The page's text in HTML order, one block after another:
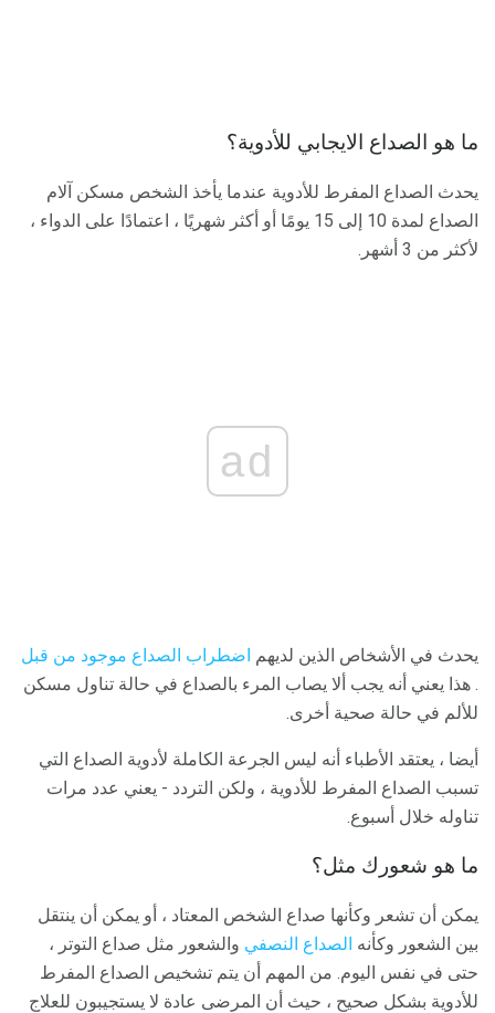
ما هو الصداع الايجابي للأدوية؟
يحدث الصداع المفرط للأدوية عندما يأخذ الشخص مسكن آلام
الصداع لمدة 10 إلى 15 يومًا أو أكثر شهريًا ، اعتمادًا على الدواء ،
لأكثر من 3 أشهر.
ad
يحدث في الأشخاص الذين لديهم اضطراب الصداع موجود من قبل
. هذا يعني أنه يجب ألا يصاب المرء بالصداع في حالة تناول مسكن
للألم في حالة صحية أخرى.
أيضا ، يعتقد الأطباء أنه ليس الجرعة الكاملة لأدوية الصداع التي
تسبب الصداع المفرط للأدوية ، ولكن التردد - يعني عدد مرات
تناوله خلال أسبوع.
ما هو شعورك مثل؟
يمكن أن تشعر وكأنها صداع الشخص المعتاد ، أو يمكن أن ينتقل
بين الشعور وكأنه الصداع النصفي والشعور مثل صداع التوتر ،
حتى في نفس اليوم. من المهم أن يتم تشخيص الصداع المفرط
للأدوية بشكل صحيح ، حيث أن المرضى عادة لا يستجيبون للعلاج